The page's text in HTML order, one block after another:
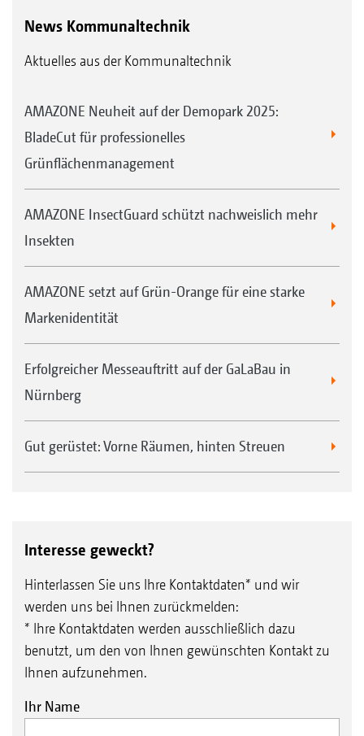
News Kommunaltechnik
Aktuelles aus der Kommunaltechnik
AMAZONE Neuheit auf der Demopark 2025:
BladeCut für professionelles
Grünflächenmanagement
AMAZONE InsectGuard schützt nachweislich mehr
Insekten
AMAZONE setzt auf Grün-Orange für eine starke
Markenidentität
Erfolgreicher Messeauftritt auf der GaLaBau in
Nürnberg
Gut gerüstet: Vorne Räumen, hinten Streuen
Interesse geweckt?
Hinterlassen Sie uns Ihre Kontaktdaten* und wir
werden uns bei Ihnen zurückmelden:
* Ihre Kontaktdaten werden ausschließlich dazu
benutzt, um den von Ihnen gewünschten Kontakt zu
Ihnen aufzunehmen.
Ihr Name